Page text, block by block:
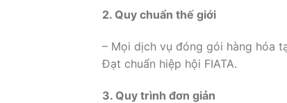
2. Quy chuẩn thế giới
– Mọi dịch vụ đóng gói hàng hóa
Đạt chuẩn hiệp hội FIATA.
3. Quy trình đơn giản